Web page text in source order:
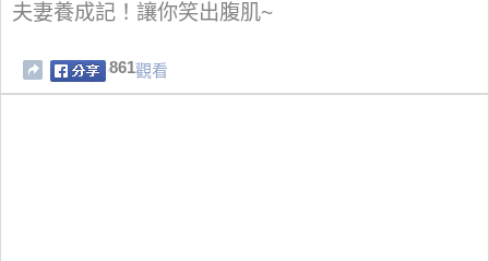
夫妻養成記！讓你笑出腹肌~
861觀看